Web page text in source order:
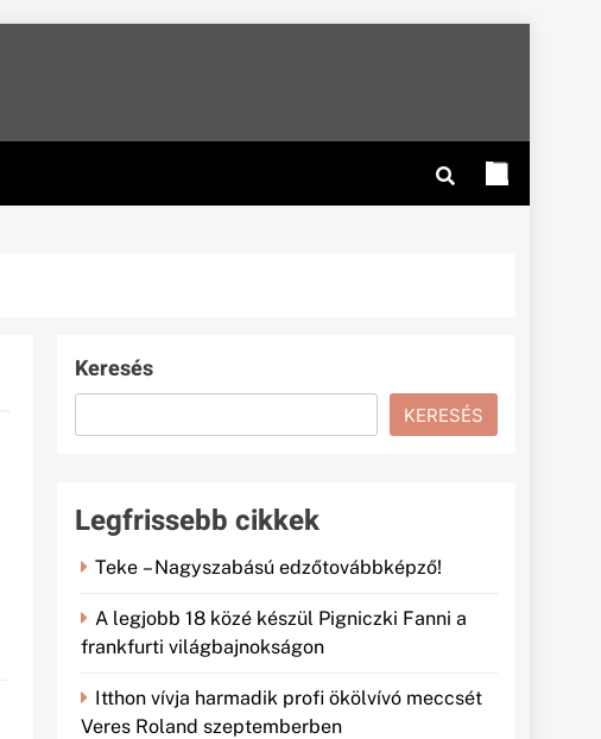
Keresés
KERESÉS
Legfrissebb cikkek
Teke – Nagyszabású edzőtovábbképző!
A legjobb 18 közé készül Pigniczki Fanni a
frankfurti világbajnokságon
Itthon vívja harmadik profi ökölvívó meccsét
Veres Roland szeptemberben